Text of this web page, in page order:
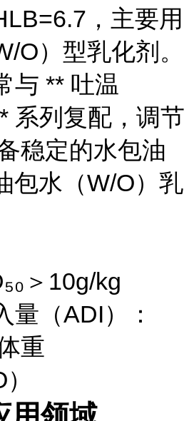
，主要用
O）型乳化剂。
与 ** 吐温
系列复配，调节
稳定的水包油
包水（W/O）乳
＞10g/kg
量（ADI）：
重